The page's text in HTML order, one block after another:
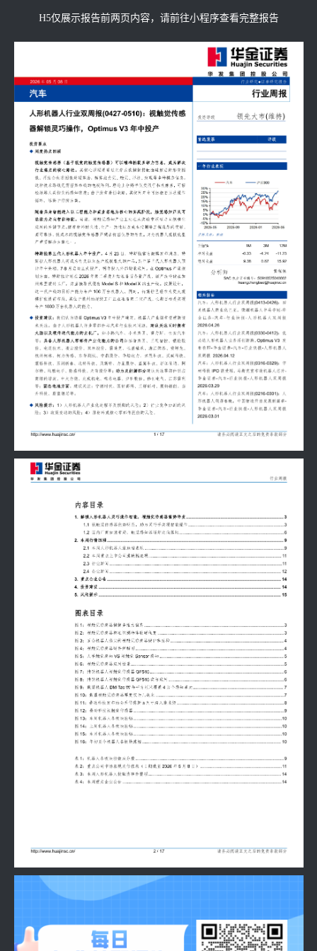
H5仅展示报告前两页内容，请前往小程序查看完整报告